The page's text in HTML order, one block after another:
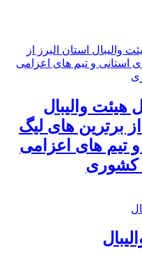
هیئت والیبال
از برترین های لیگ
تیم های اعزامی
کشوری